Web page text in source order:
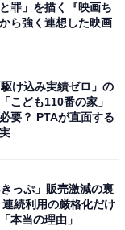
上半期トレンド・バ
は「都（みや
罪」を描く『映画ち
ら強く連想した映画
け込み実績ゼロ」の
こども110番の家」
要？ PTAが直面する
きっぷ」販売激減の裏
続利用の厳格化だけ
本当の理由」